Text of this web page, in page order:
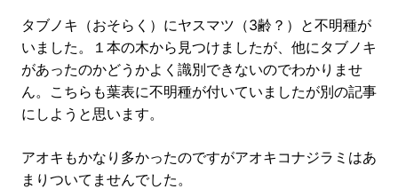
タブノキ（おそらく）にヤスマツ（3齢？）と不明種が
いました。１本の木から見つけましたが、他にタブノキ
があったのかどうかよく識別できないのでわかりませ
ん。こちらも葉表に不明種が付いていましたが別の記事
にしようと思います。
アオキもかなり多かったのですがアオキコナジラミはあ
まりついてませんでした。